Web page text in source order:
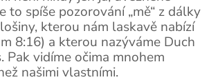
to spíše pozorování „mě“ z dálky
kterou nám laskavě nabízí
8:16) a kterou nazýváme Duch
Pak vidíme očima mnohem
našimi vlastními.